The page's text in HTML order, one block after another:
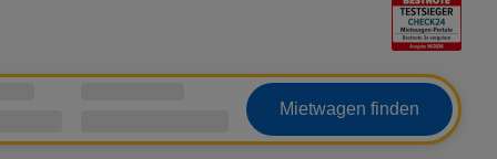
Mietwagen finden